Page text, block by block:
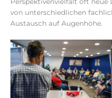
von unterschiedlichen
Austausch auf Augenhöhe.